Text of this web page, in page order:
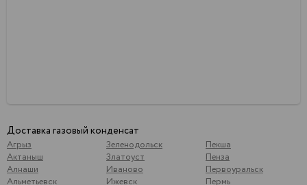
Доставка газовый конденсат
Агрыз
Актаныш
Алнаши
Альметьевск
Зеленодольск
Златоуст
Иваново
Ижевск
Пекша
Пенза
Первоуральск
Пермь